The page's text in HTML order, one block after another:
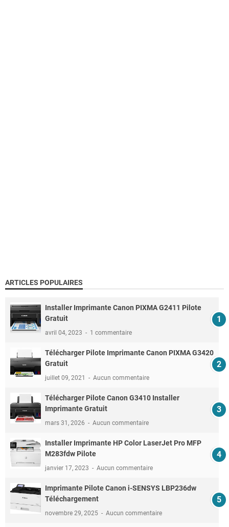
ARTICLES POPULAIRES
Installer Imprimante Canon PIXMA G2411 Pilote
Gratuit
avril 04, 2023 1 commentaire
Télécharger Pilote Imprimante Canon PIXMA G3420
Gratuit
juillet 09, 2021 Aucun commentaire
Télécharger Pilote Canon G3410 Installer
Imprimante Gratuit
mars 31, 2026 Aucun commentaire
Installer Imprimante HP Color LaserJet Pro MFP
M283fdw Pilote
janvier 17, 2023 Aucun commentaire
Imprimante Pilote Canon i-SENSYS LBP236dw
Téléchargement
novembre 29, 2025 Aucun commentaire